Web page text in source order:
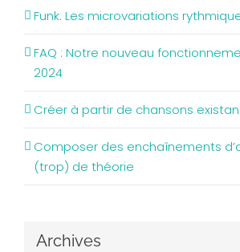
Funk: Les microvariations
FAQ : Notre nouveau
2024
Créer à partir de chansons
Composer des enchaînements
(trop) de théorie
Archives